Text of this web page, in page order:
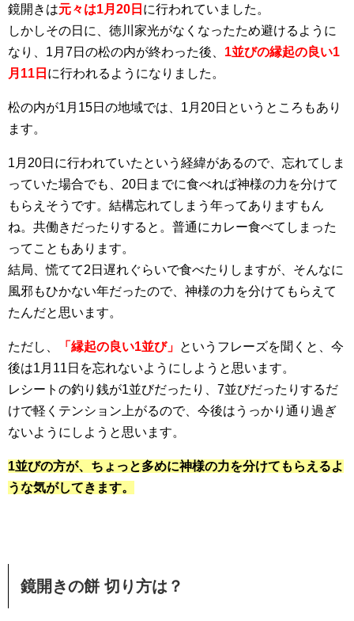
鏡開きは元々は1月20日 に行われていました。
しかしその日に、徳川家光がなくなったため避けるように
なり、1月7日の松の内が終わった後、 1並びの縁起の良い1
月11日 に行われるようになりました。
松の内が1月15日の地域では、1月20日というところもあり
ます。
1月20日に行われていたという経緯があるので、忘れてしま
っていた場合でも、20日までに食べれば神様の力を分けて
もらえそうです。結構忘れてしまう年ってありますもん
ね。共働きだったりすると。普通にカレー食べてしまった
ってこともあります。
結局、慌てて2日遅れぐらいで食べたりしますが、そんなに
風邪もひかない年だったので、神様の力を分けてもらえて
たんだと思います。
ただし、 「縁起の良い1並び」 というフレーズを聞くと、今
後は1月11日を忘れないようにしようと思います。
レシートの釣り銭が1並びだったり、7並びだったりするだ
けで軽くテンション上がるので、今後はうっかり通り過ぎ
ないようにしようと思います。
1並びの方が、ちょっと多めに神様の力を分けてもらえるよ
うな気がしてきます。
鏡開きの餅 切り方は？